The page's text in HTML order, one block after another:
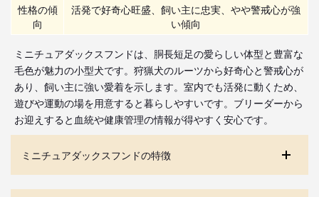
性格の傾
向
活発で好奇心旺盛、飼い主に忠実、やや警戒心が強
い傾向
ミニチュアダックスフンドは、胴長短足の愛らしい体型と豊富な
毛色が魅力の小型犬です。狩猟犬のルーツから好奇心と警戒心が
あり、飼い主に強い愛着を示します。室内でも活発に動くため、
遊びや運動の場を用意すると暮らしやすいです。ブリーダーから
お迎えすると血統や健康管理の情報が得やすく安心です。
ミニチュアダックスフンドの特徴